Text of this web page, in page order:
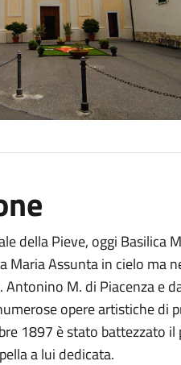
della Pieve, oggi Basilica
Maria Assunta in cielo ma
M. di Piacenza e
opere artistiche di
1897 è stato battezzato
a lui dedicata.